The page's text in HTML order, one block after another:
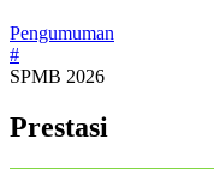
Pengumuman
#
SPMB 2026
Prestasi